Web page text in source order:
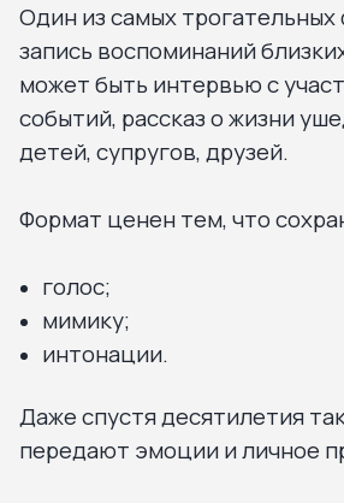
Один из самых
запись воспоминаний
может быть интервью с
событий, рассказ о жизни
детей, супругов, друзей.
Формат ценен тем, что
голос;
мимику;
интонации.
Даже спустя десятилетия
передают эмоции и личное